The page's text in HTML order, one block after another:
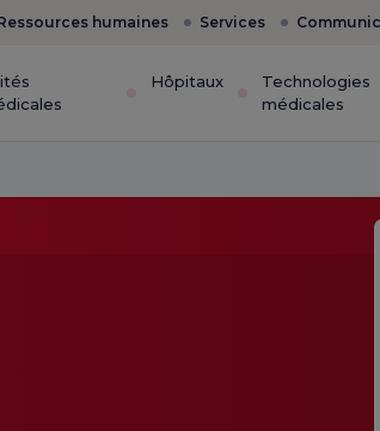
humaines Services
Hôpitaux
Technologies
médicales